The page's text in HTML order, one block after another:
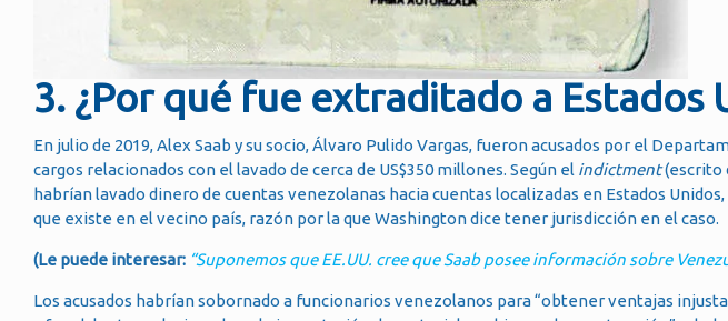
3. ¿Por qué fue extraditado a Estados
En julio de 2019, Alex Saab y su socio, Álvaro Pulido Vargas, fueron acusados por el
cargos relacionados con el lavado de cerca de US$350 millones. Según el indictment(escrito
habrían lavado dinero de cuentas venezolanas hacia cuentas localizadas en Estados
que existe en el vecino país, razón por la que Washington dice tener jurisdicción en el caso.
(Le puede interesar: “Suponemos que EE.UU. cree que Saab posee información sobre
Los acusados habrían sobornado a funcionarios venezolanos para “obtener ventajas